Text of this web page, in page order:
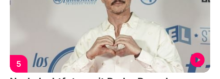
5